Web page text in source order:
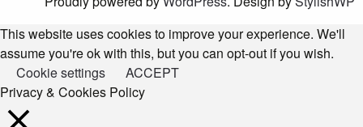
This website uses cookies to improve your experience. We'll
assume you're ok with this, but you can opt-out if you wish.
Cookie settings
ACCEPT
Privacy & Cookies Policy